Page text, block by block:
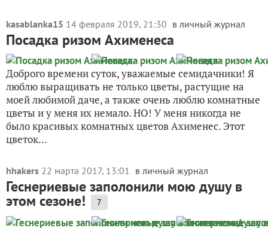
kasablanka15 14 февраля 2019, 21:30 в личный журнал
Посадка ризом Ахименеса
Доброго времени суток, уважаемые семидачники! Я
люблю выращивать не только цветы, растущие на
моей любимой даче, а также очень люблю комнатные
цветы и у меня их немало. НО! У меня никогда не
было красивых комнатных цветов Ахименес. Этот
цветок...
hhakers 22 марта 2017, 13:01 в личный журнал
Геснериевые заполонили мою душу в
этом сезоне! 7